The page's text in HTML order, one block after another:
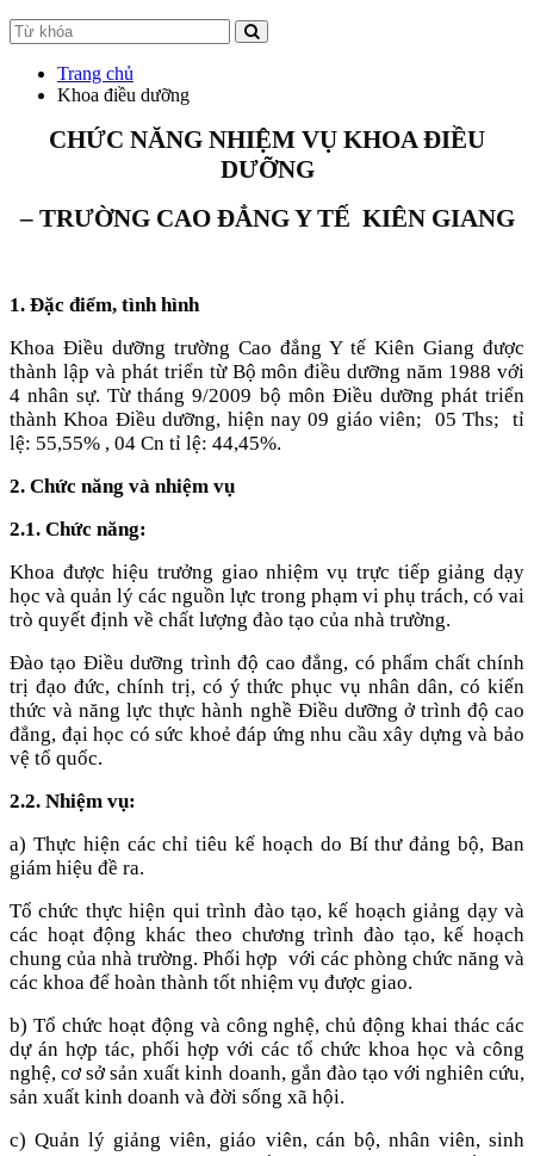
Trang chủ
Khoa điều dưỡng
CHỨC NĂNG NHIỆM VỤ KHOA ĐIỀU
DƯỠNG
– TRƯỜNG CAO ĐẲNG Y TẾ KIÊN GIANG
1. Đặc điểm, tình hình
Khoa Điều dưỡng trường Cao đẳng Y tế Kiên Giang được
thành lập và phát triển từ Bộ môn điều dưỡng năm 1988 với
4 nhân sự. Từ tháng 9/2009 bộ môn Điều dưỡng phát triển
thành Khoa Điều dưỡng, hiện nay 09 giáo viên; 05 Ths; tỉ
lệ: 55,55% , 04 Cn tỉ lệ: 44,45%.
2. Chức năng và nhiệm vụ
2.1. Chức năng:
Khoa được hiệu trưởng giao nhiệm vụ trực tiếp giảng dạy
học và quản lý các nguồn lực trong phạm vi phụ trách, có vai
trò quyết định về chất lượng đào tạo của nhà trường.
Đào tạo Điều dưỡng trình độ cao đẳng, có phẩm chất chính
trị đạo đức, chính trị, có ý thức phục vụ nhân dân, có kiến
thức và năng lực thực hành nghề Điều dưỡng ở trình độ cao
đẳng, đại học có sức khoẻ đáp ứng nhu cầu xây dựng và bảo
vệ tổ quốc.
2.2. Nhiệm vụ:
a) Thực hiện các chỉ tiêu kế hoạch do Bí thư đảng bộ, Ban
giám hiệu đề ra.
Tổ chức thực hiện qui trình đào tạo, kế hoạch giảng dạy và
các hoạt động khác theo chương trình đào tạo, kế hoạch
chung của nhà trường. Phối hợp với các phòng chức năng và
các khoa để hoàn thành tốt nhiệm vụ được giao.
b) Tổ chức hoạt động và công nghệ, chủ động khai thác các
dự án hợp tác, phối hợp với các tổ chức khoa học và công
nghệ, cơ sở sản xuất kinh doanh, gắn đào tạo với nghiên cứu,
sản xuất kinh doanh và đời sống xã hội.
c) Quản lý giảng viên, giáo viên, cán bộ, nhân viên, sinh